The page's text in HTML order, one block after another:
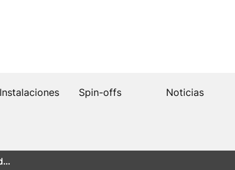
Instalaciones Spin-offs Noticias